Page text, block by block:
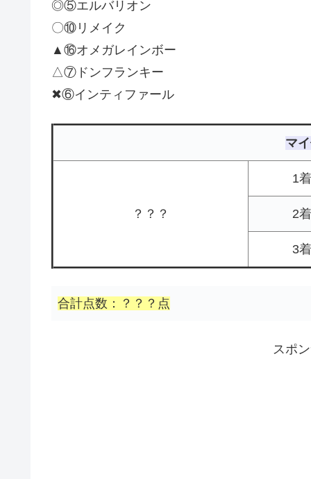
◎⑤エルバリオン
〇⑩リメイク
▲⑯オメガレインボー
△⑦ドンフランキー
✖⑥インティファール
マ
？？？
1
2
3
合計点数：？？？点
スポ